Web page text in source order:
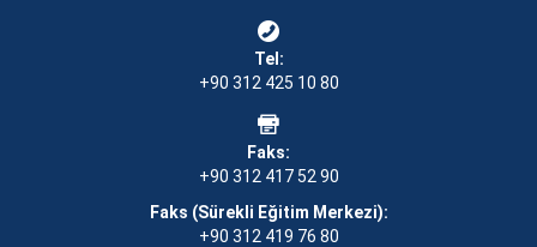
Tel:
+90 312 425 10 80
Faks:
+90 312 417 52 90
Faks (Sürekli Eğitim Merkezi):
+90 312 419 76 80